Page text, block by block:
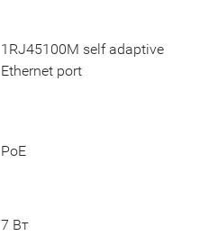
1RJ45100M self adaptive
Ethernet port
PoE
7 Вт